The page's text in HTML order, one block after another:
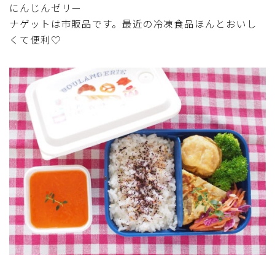
ソース・ドレッシング・たれ・ディップ類
その他食材
テーブルコーディネート・食器・調理器具
住・インテリア・小物・植物
離乳食・キッズメニュー
育児徒然
にんじんゼリー
ナゲットは市販品です。最近の冷凍食品ほんとおいし
くて便利♡